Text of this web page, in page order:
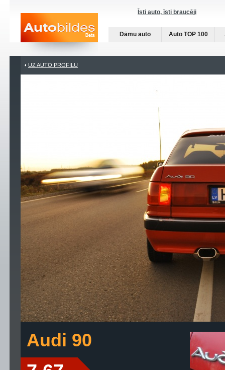
Īsti auto, īsti braucēji
Dāmu auto Auto TOP 100
UZ AUTO PROFILU
Audi 90